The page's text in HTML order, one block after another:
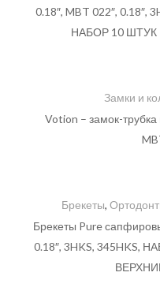
0.18″, MBT 022″,
НАБОР 10
Замки и
Votion – замок-
Брекеты,
Брекеты Pure
0.18″, 3HKS, 345HKS,